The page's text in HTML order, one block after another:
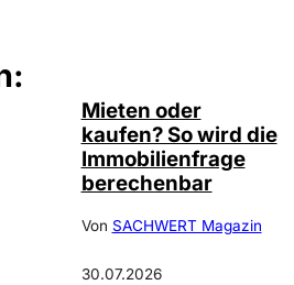
Mieten oder
kaufen? So wird die
Immobilienfrage
berechenbar
Von SACHWERT Magazin
30.07.2026